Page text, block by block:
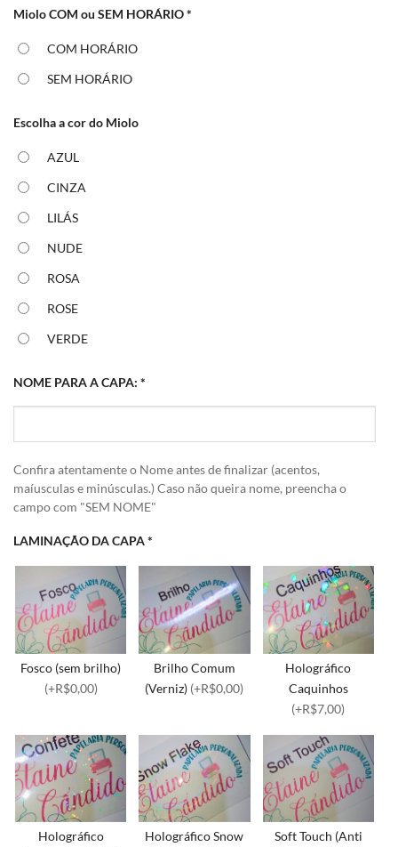
Miolo COM ou SEM HORÁRIO*
COM HORÁRIO
SEM HORÁRIO
Escolha a cor do Miolo
AZUL
CINZA
LILÁS
NUDE
ROSA
ROSE
VERDE
NOME PARA A CAPA: *
Confira atentamente o Nome antes de finalizar (acentos,
maíusculas e minúsculas.) Caso não queira nome, preencha o
campo com "SEM NOME"
LAMINAÇÃO DA CAPA*
Fosco (sem brilho)
(+R$0,00)
Brilho Comum
(Verniz) (+R$0,00)
Holográfico
Caquinhos
(+R$7,00)
Holográfico
Holográfico Snow
Soft Touch (Anti